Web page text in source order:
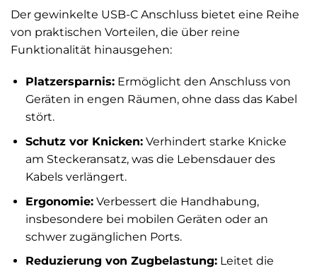
Der gewinkelte USB-C Anschluss bietet eine Reihe
von praktischen Vorteilen, die über reine
Funktionalität hinausgehen:
Platzersparnis:Ermöglicht den Anschluss von
Geräten in engen Räumen, ohne dass das Kabel
stört.
Schutz vor Knicken:Verhindert starke Knicke
am Steckeransatz, was die Lebensdauer des
Kabels verlängert.
Ergonomie:Verbessert die Handhabung,
insbesondere bei mobilen Geräten oder an
schwer zugänglichen Ports.
Reduzierung von Zugbelastung:Leitet die